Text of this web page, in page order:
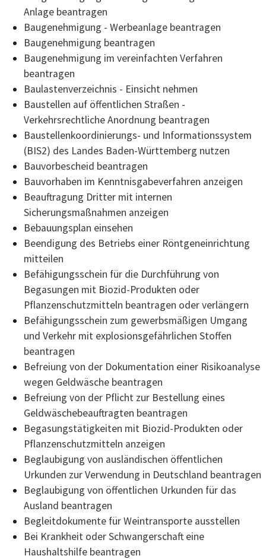
Anlage beantragen
Baugenehmigung - Werbeanlage beantragen
Baugenehmigung beantragen
Baugenehmigung im vereinfachten Verfahren
beantragen
Baulastenverzeichnis - Einsicht nehmen
Baustellen auf öffentlichen Straßen -
Verkehrsrechtliche Anordnung beantragen
Baustellenkoordinierungs- und Informationssystem
(BIS2) des Landes Baden-Württemberg nutzen
Bauvorbescheid beantragen
Bauvorhaben im Kenntnisgabeverfahren anzeigen
Beauftragung Dritter mit internen
Sicherungsmaßnahmen anzeigen
Bebauungsplan einsehen
Beendigung des Betriebs einer Röntgeneinrichtung
mitteilen
Befähigungsschein für die Durchführung von
Begasungen mit Biozid-Produkten oder
Pflanzenschutzmitteln beantragen oder verlängern
Befähigungsschein zum gewerbsmäßigen Umgang
und Verkehr mit explosionsgefährlichen Stoffen
beantragen
Befreiung von der Dokumentation einer Risikoanalyse
wegen Geldwäsche beantragen
Befreiung von der Pflicht zur Bestellung eines
Geldwäschebeauftragten beantragen
Begasungstätigkeiten mit Biozid-Produkten oder
Pflanzenschutzmitteln anzeigen
Beglaubigung von ausländischen öffentlichen
Urkunden zur Verwendung in Deutschland beantragen
Beglaubigung von öffentlichen Urkunden für das
Ausland beantragen
Begleitdokumente für Weintransporte ausstellen
Bei Krankheit oder Schwangerschaft eine
Haushaltshilfe beantragen